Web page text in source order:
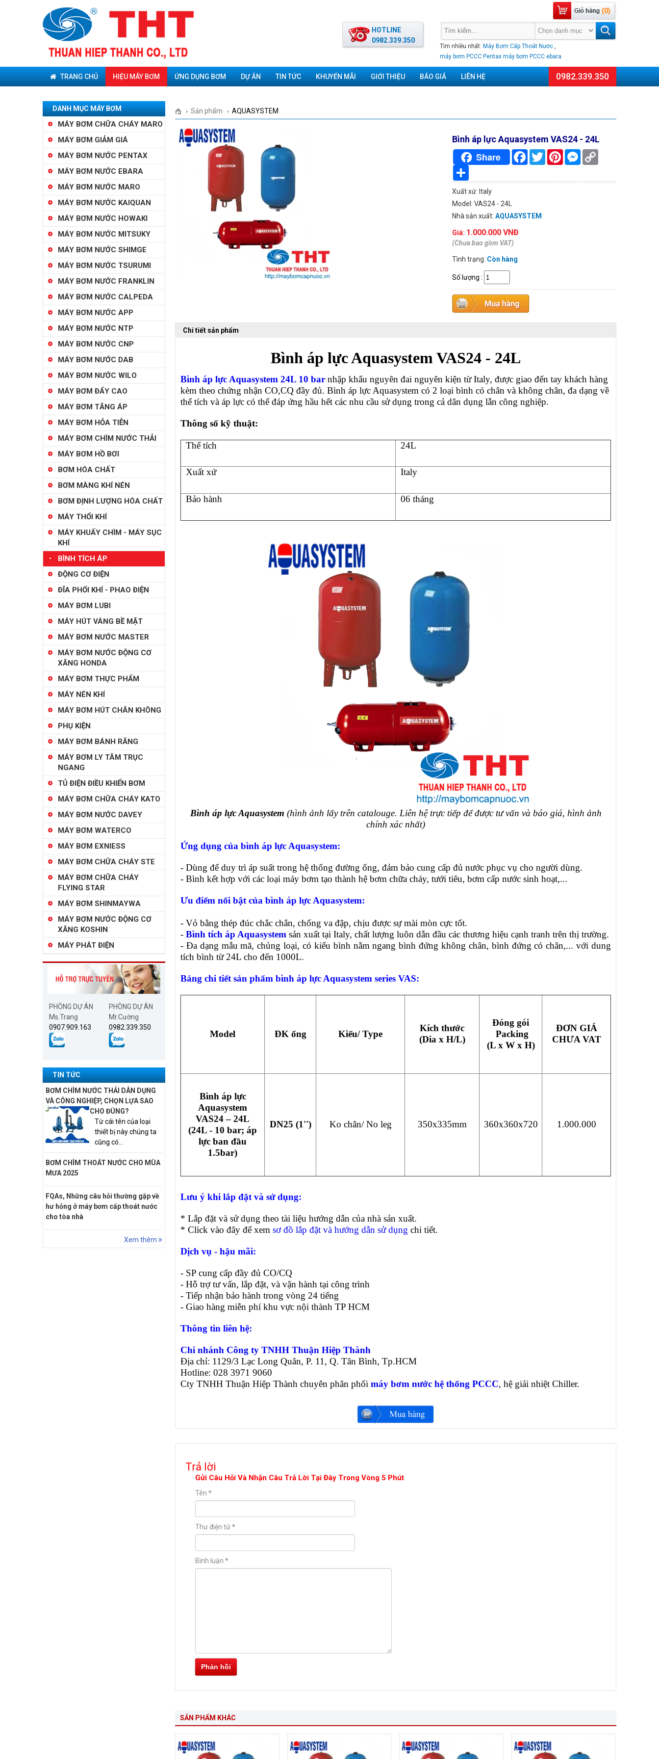
(0)
Tìm nhiều nhất: Máy Bơm Cấp Thoát Nước ,
máy bơm PCCC Pentax máy bơm PCCC ebara
HOTLINE
0982.339.350
TRANG CHỦ HIỆU MÁY BƠM ỨNG DỤNG BƠM DỰ ÁN TIN TỨC KHUYẾN MÃI GIỚI THIỆU BÁO GIÁ LIÊN HỆ 0982.339.350
DANH MỤC MÁY BƠM
MÁY BƠM CHỮA CHÁY MARO
MÁY BƠM GIẢM GIÁ
MÁY BƠM NƯỚC PENTAX
MÁY BƠM NƯỚC EBARA
MÁY BƠM NƯỚC MARO
MÁY BƠM NƯỚC KAIQUAN
MÁY BƠM NƯỚC HOWAKI
MÁY BƠM NƯỚC MITSUKY
MÁY BƠM NƯỚC SHIMGE
MÁY BƠM NƯỚC TSURUMI
MÁY BƠM NƯỚC FRANKLIN
MÁY BƠM NƯỚC CALPEDA
MÁY BƠM NƯỚC APP
MÁY BƠM NƯỚC NTP
MÁY BƠM NƯỚC CNP
MÁY BƠM NƯỚC DAB
MÁY BƠM NƯỚC WILO
MÁY BƠM ĐẨY CAO
MÁY BƠM TĂNG ÁP
MÁY BƠM HỎA TIỄN
MÁY BƠM CHÌM NƯỚC THẢI
MÁY BƠM HỒ BƠI
BƠM HÓA CHẤT
BƠM MÀNG KHÍ NÉN
BƠM ĐỊNH LƯỢNG HÓA CHẤT
MÁY THỔI KHÍ
MÁY KHUẤY CHÌM - MÁY SỤC
KHÍ
BÌNH TÍCH ÁP
ĐỘNG CƠ ĐIỆN
ĐĨA PHỐI KHÍ - PHAO ĐIỆN
MÁY BƠM LUBI
MÁY HÚT VÁNG BỀ MẶT
MÁY BƠM NƯỚC MASTER
MÁY BƠM NƯỚC ĐỘNG CƠ
XĂNG HONDA
MÁY BƠM THỰC PHẨM
MÁY NÉN KHÍ
MÁY BƠM HÚT CHÂN KHÔNG
PHỤ KIỆN
MÁY BƠM BÁNH RĂNG
MÁY BƠM LY TÂM TRỤC
NGANG
TỦ ĐIỆN ĐIỀU KHIỂN BƠM
MÁY BƠM CHỮA CHÁY KATO
MÁY BƠM NƯỚC DAVEY
MÁY BƠM WATERCO
MÁY BƠM EXNIESS
MÁY BƠM CHỮA CHÁY STE
MÁY BƠM CHỮA CHÁY
FLYING STAR
MÁY BƠM SHINMAYWA
MÁY BƠM NƯỚC ĐỘNG CƠ
XĂNG KOSHIN
MÁY PHÁT ĐIỆN
PHÒNG DỰ ÁN
Ms.Trang
0907.909.163
PHÒNG DỰ ÁN
Mr.Cường
0982.339.350
TIN TỨC
BƠM CHÌM NƯỚC THẢI DÂN DỤNG
VÀ CÔNG NGHIỆP, CHỌN LỰA SAO
CHO ĐÚNG?
Từ cái tên của loại
thiết bị này chúng ta
cũng có...
BƠM CHÌM THOÁT NƯỚC CHO MÙA
MƯA 2025
FQAs, Những câu hỏi thường gặp về
hư hỏng ở máy bơm cấp thoát nước
cho tòa nhà
Xem thêm
Sản phẩm AQUASYSTEM
Bình áp lực Aquasystem VAS24 - 24L
Share FacebookTwitterPinterestMessenger
Xuất xứ: Italy
Model: VAS24 - 24L
Nhà sản xuất: AQUASYSTEM
Giá: 1.000.000 VNĐ
(Chưa bao gồm VAT)
Tình trạng: Còn hàng
Số lượng :
Chi tiết sản phẩm
Bình áp lực Aquasystem VAS24 - 24L
Bình áp lực Aquasystem 24L 10 bar nhập khẩu nguyên đai nguyên kiện từ Italy, được giao đến tay khách hàng
kèm theo chứng nhận CO,CQ đầy đủ. Bình áp lực Aquasystem có 2 loại bình có chân và không chân, đa dạng về
thể tích và áp lực có thể đáp ứng hầu hết các nhu cầu sử dụng trong cả dân dụng lẫn công nghiệp.
Thông số kỹ thuật:
Thể tích 24L
Xuất xứ Italy
Bảo hành 06 tháng
Bình áp lực Aquasystem (hình ảnh lấy trên catalouge. Liên hệ trực tiếp để được tư vấn và báo giá, hình ảnh
chính xác nhất)
Ứng dụng của bình áp lực Aquasystem:
- Dùng để duy trì áp suất trong hệ thống đường ống, đảm bảo cung cấp đủ nước phục vụ cho người dùng.
- Bình kết hợp với các loại máy bơm tạo thành hệ bơm chữa cháy, tưới tiêu, bơm cấp nước sinh hoạt,...
Ưu điểm nổi bật của bình áp lực Aquasystem:
- Vỏ bằng thép đúc chắc chắn, chống va đập, chịu được sự mài mòn cực tốt.
- Bình tích áp Aquasystem sản xuất tại Italy, chất lượng luôn dẫn đầu các thương hiệu cạnh tranh trên thị trường.
- Đa dạng mẫu mã, chủng loại, có kiểu bình nằm ngang bình đứng không chân, bình đứng có chân,... với dung
tích bình từ 24L cho đến 1000L.
Bảng chi tiết sản phẩm bình áp lực Aquasystem series VAS:
Model ĐK ống Kiểu/ Type
Kích thước
(Dia x H/L)
Đóng gói
Packing
(L x W x H)
ĐƠN GIÁ
CHƯA VAT
Bình áp lực
Aquasystem
VAS24 – 24L
(24L - 10 bar; áp
lực ban đầu
1.5bar)
DN25 (1'') Ko chân/ No leg 350x335mm 360x360x720 1.000.000
Lưu ý khi lắp đặt và sử dụng:
* Lắp đặt và sử dụng theo tài liệu hướng dẫn của nhà sản xuất.
* Click vào đây để xem sơ đồ lắp đặt và hướng dẫn sử dụng chi tiết.
Dịch vụ - hậu mãi:
- SP cung cấp đầy đủ CO/CQ
- Hỗ trợ tư vấn, lắp đặt, và vận hành tại công trình
- Tiếp nhận bảo hành trong vòng 24 tiếng
- Giao hàng miễn phí khu vực nội thành TP HCM
Thông tin liên hệ:
Chi nhánh Công ty TNHH Thuận Hiệp Thành
Địa chỉ: 1129/3 Lạc Long Quân, P. 11, Q. Tân Bình, Tp.HCM
Hotline: 028 3971 9060
Cty TNHH Thuận Hiệp Thành chuyên phân phối máy bơm nước hệ thống PCCC, hệ giải nhiệt Chiller.
Trả lời
Gửi Câu Hỏi Và Nhận Câu Trả Lời Tại Đây Trong Vòng 5 Phút
Tên *
Thư điện tử*
Bình luận *
Phản hồi
SẢN PHẨM KHÁC